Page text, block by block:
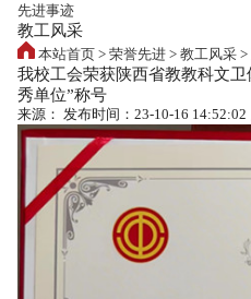
先进事迹
教工风采
本站首页 > 荣誉先进 > 教工风采 >
我校工会荣获陕西省教教科文
秀单位”称号
来源： 发布时间：23-10-16 14:52:02